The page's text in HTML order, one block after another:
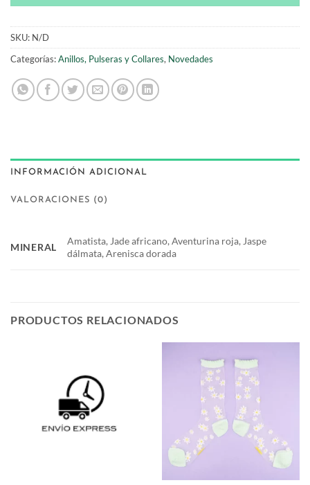
SKU: N/D
Categorías:Anillos, Pulseras y Collares, Novedades
INFORMACIÓN ADICIONAL
VALORACIONES (0)
MINERAL
Amatista, Jade africano, Aventurina roja, Jaspe
dálmata, Arenisca dorada
PRODUCTOS RELACIONADOS